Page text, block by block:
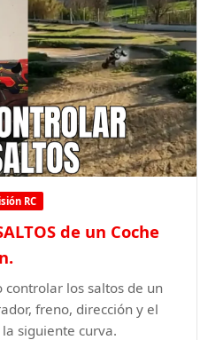
RC
de un Coche
controlar los saltos de un
freno, dirección y el
siguiente curva.